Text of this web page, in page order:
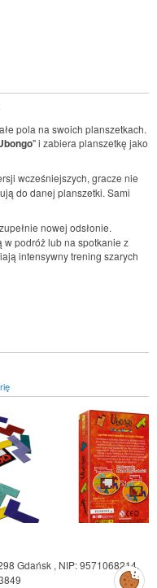
pola na swoich planszetkach.
" i zabiera planszetkę jako
wcześniejszych, gracze nie
do danej planszetki. Sami
nowej odsłonie.
w podróż lub na spotkanie z
intensywny trening szarych
Gdańsk, NIP: 9571068214,
Zarządzaj
preferencjami
cookies